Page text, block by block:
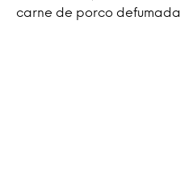
carne de porco defumada